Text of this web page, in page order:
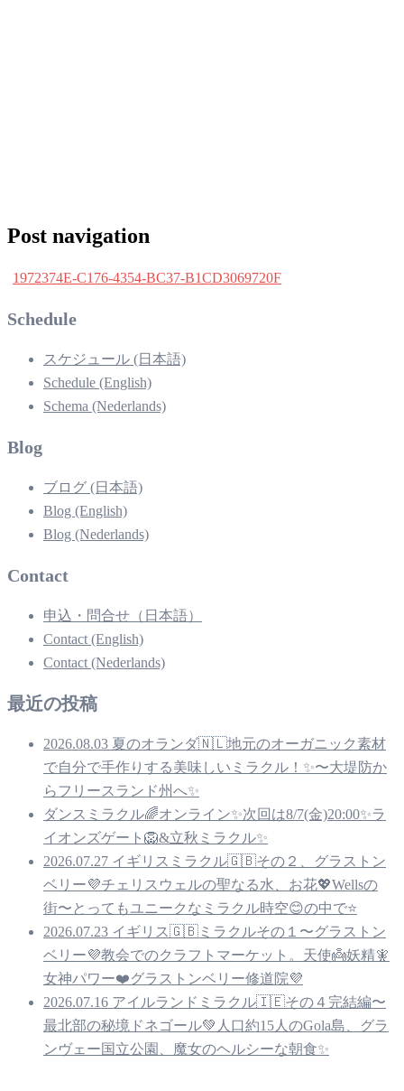
Post navigation
1972374E-C176-4354-BC37-B1CD3069720F
Schedule
スケジュール (日本語)
Schedule (English)
Schema (Nederlands)
Blog
ブログ (日本語)
Blog (English)
Blog (Nederlands)
Contact
申込・問合せ（日本語）
Contact (English)
Contact (Nederlands)
最近の投稿
2026.08.03 夏のオランダ🇳🇱地元のオーガニック素材
で自分で手作りする美味しいミラクル！✨〜大堤防か
らフリースランド州へ✨
ダンスミラクル🌈オンライン✨次回は8/7(金)20:00✨ラ
イオンズゲート🦁&立秋ミラクル✨
2026.07.27 イギリスミラクル🇬🇧その２、グラストン
ベリー💜チェリスウェルの聖なる水、お花💖Wellsの
街〜とってもユニークなミラクル時空😊の中で⭐️
2026.07.23 イギリス🇬🇧ミラクルその１〜グラストン
ベリー💜教会でのクラフトマーケット。天使👼妖精🧚
女神パワー❤️グラストンベリー修道院💜
2026.07.16 アイルランドミラクル🇮🇪その４完結編〜
最北部の秘境ドネゴール💚人口約15人のGola島、グラ
ンヴェー国立公園、魔女のヘルシーな朝食✨